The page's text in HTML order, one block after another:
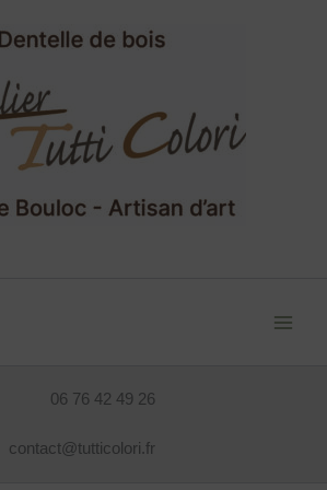
06 76 42 49 26
contact@tutticolori.fr